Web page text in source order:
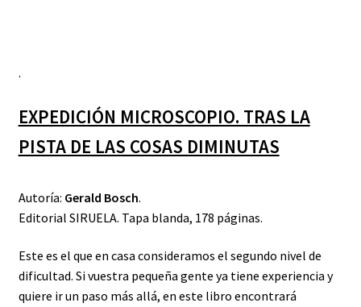
.
EXPEDICIÓN MICROSCOPIO. TRAS LA
PISTA DE LAS COSAS DIMINUTAS
Autoría: Gerald Bosch.
Editorial SIRUELA. Tapa blanda, 178 páginas.
Este es el que en casa consideramos el segundo nivel de
dificultad. Si vuestra pequeña gente ya tiene experiencia y
quiere ir un paso más allá, en este libro encontrará